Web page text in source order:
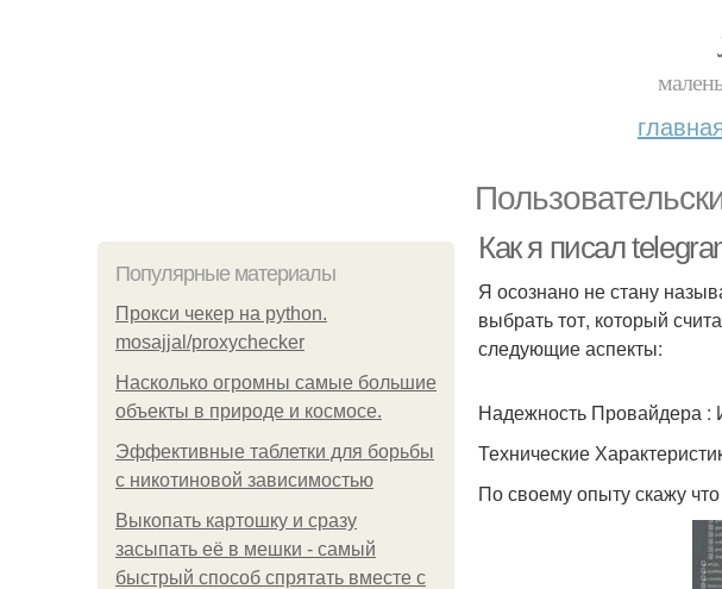
Популярные материалы
Прокси чекер на python.
mosajjal/proxychecker
Насколько огромны самые большие
объекты в природе и космосе.
Эффективные таблетки для борьбы
с никотиновой зависимостью
Выкопать картошку и сразу
засыпать её в мешки - самый
быстрый способ спрятать вместе с
Как я писал
Я осознано не стану
выбрать тот, который
следующие аспекты:
Надежность Провайдера :
Технические
По своему опыту скажу